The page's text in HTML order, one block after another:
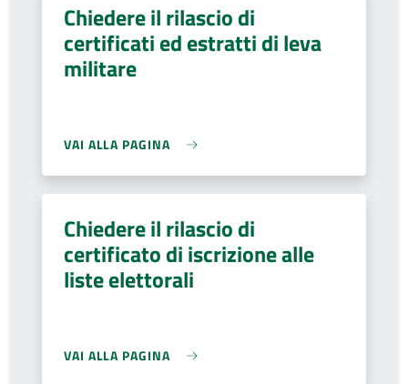
Chiedere il rilascio di
certificati ed estratti di leva
militare
VAI ALLA PAGINA
Chiedere il rilascio di
certificato di iscrizione alle
liste elettorali
VAI ALLA PAGINA